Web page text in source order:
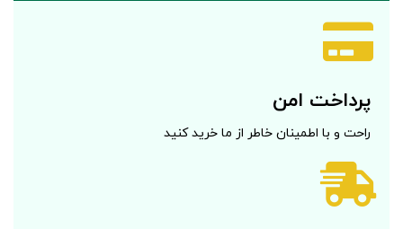
پرداخت امن
راحت و با اطمینان خاطر از ما خرید کنید